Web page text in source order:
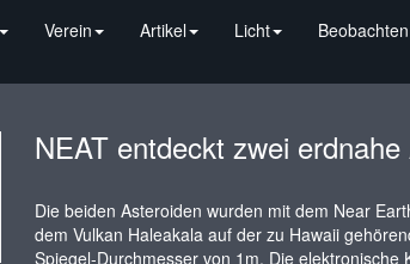
Verein Artikel Licht Beobachten
NEAT entdeckt zwei
Die beiden Asteroiden wurden mit dem Near
dem Vulkan Haleakala auf der zu Hawaii
Spiegel-Durchmesser von 1m. Die